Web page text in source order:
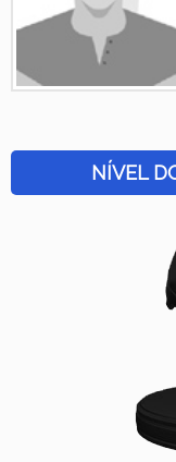
NÍVEL